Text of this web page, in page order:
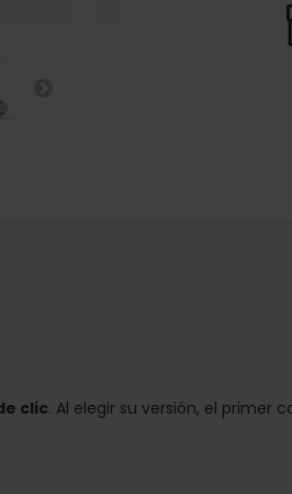
clic. Al elegir su versión, el primer